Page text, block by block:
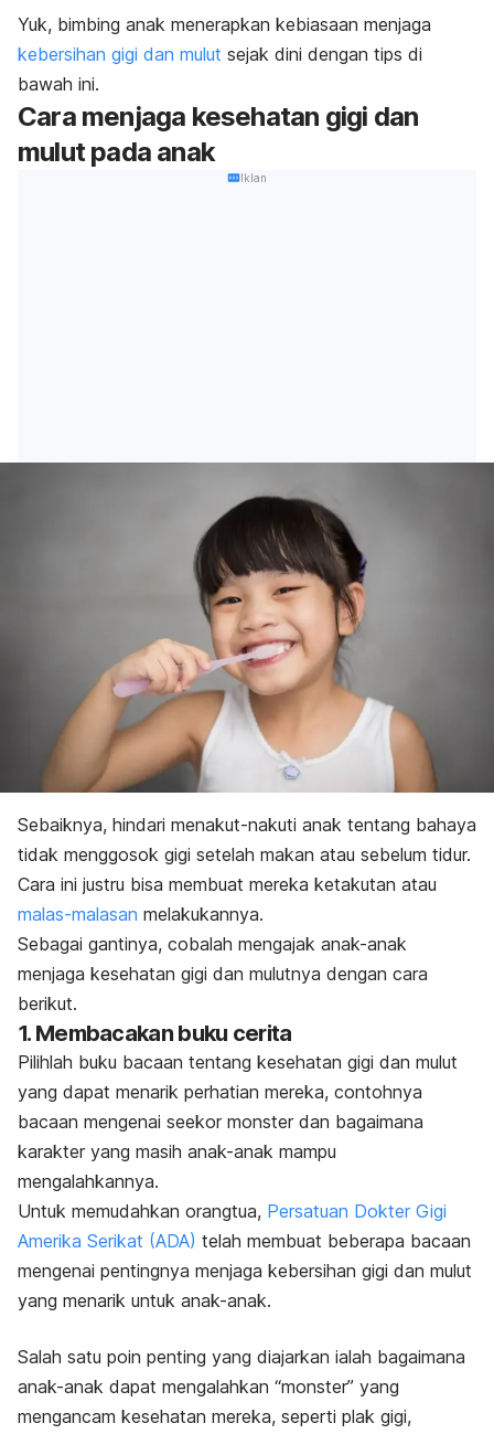
Yuk, bimbing anak menerapkan kebiasaan menjaga
kebersihan gigi dan mulut sejak dini dengan tips di
bawah ini.
Cara menjaga kesehatan gigi dan
mulut pada anak
Iklan
Sebaiknya, hindari menakut-nakuti anak tentang bahaya
tidak menggosok gigi setelah makan atau sebelum tidur.
Cara ini justru bisa membuat mereka ketakutan atau
malas-malasan melakukannya.
Sebagai gantinya, cobalah mengajak anak-anak
menjaga kesehatan gigi dan mulutnya dengan cara
berikut.
1. Membacakan buku cerita
Pilihlah buku bacaan tentang kesehatan gigi dan mulut
yang dapat menarik perhatian mereka, contohnya
bacaan mengenai seekor monster dan bagaimana
karakter yang masih anak-anak mampu
mengalahkannya.
Untuk memudahkan orangtua, Persatuan Dokter Gigi
Amerika Serikat (ADA) telah membuat beberapa bacaan
mengenai pentingnya menjaga kebersihan gigi dan mulut
yang menarik untuk anak-anak.
Salah satu poin penting yang diajarkan ialah bagaimana
anak-anak dapat mengalahkan “monster” yang
mengancam kesehatan mereka, seperti plak gigi,